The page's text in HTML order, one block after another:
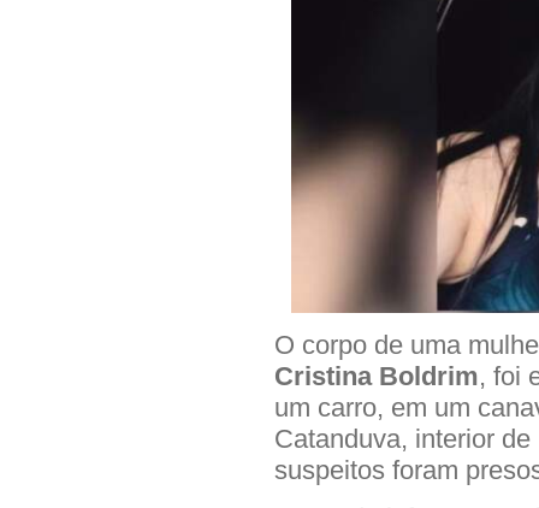
O corpo de uma
Cristina Boldrim, foi
um carro, em um
Catanduva, interior de
suspeitos foram